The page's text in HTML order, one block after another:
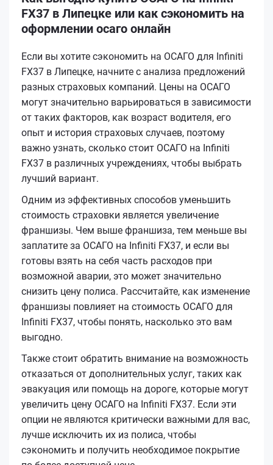
FX37 в Липецке или как сэкономить на
оформлении осаго онлайн
Если вы хотите сэкономить на ОСАГО для Infiniti
FX37 в Липецке, начните с анализа предложений
разных страховых компаний. Цены на ОСАГО
могут значительно варьироваться в зависимости
от таких факторов, как возраст водителя, его
опыт и история страховых случаев, поэтому
важно узнать, сколько стоит ОСАГО на Infiniti
FX37 в различных учреждениях, чтобы выбрать
лучший вариант.
Одним из эффективных способов уменьшить
стоимость страховки является увеличение
франшизы. Чем выше франшиза, тем меньше вы
заплатите за ОСАГО на Infiniti FX37, и если вы
готовы взять на себя часть расходов при
возможной аварии, это может значительно
снизить цену полиса. Рассчитайте, как изменение
франшизы повлияет на стоимость ОСАГО для
Infiniti FX37, чтобы понять, насколько это вам
выгодно.
Также стоит обратить внимание на возможность
отказаться от дополнительных услуг, таких как
эвакуация или помощь на дороге, которые могут
увеличить цену ОСАГО на Infiniti FX37. Если эти
опции не являются критически важными для вас,
лучше исключить их из полиса, чтобы
сэкономить и получить необходимое покрытие